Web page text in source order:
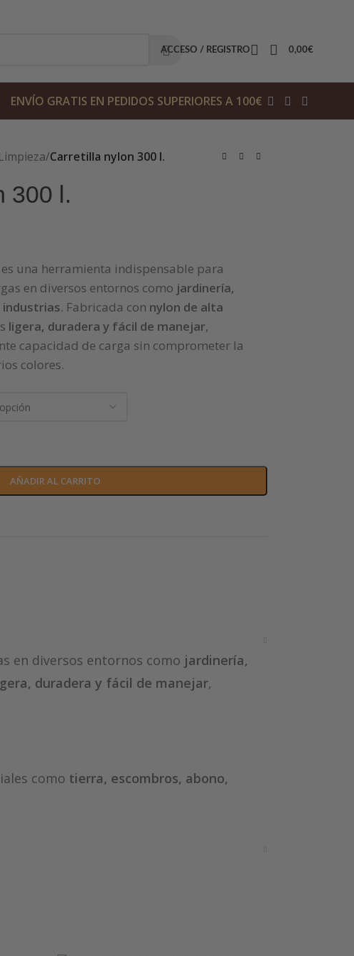
ACCESO / REGISTRO 0,00€
ENVÍO GRATIS EN PEDIDOS SUPERIORES A 100€
/Carretilla nylon 300 l.
300 l.
es una herramienta indispensable para
en diversos entornos como jardinería,
. Fabricada con nylon de alta
ligera, duradera y fácil de manejar,
capacidad de carga sin comprometer la
colores.
AÑADIR AL CARRITO
en diversos entornos como jardinería,
duradera y fácil de manejar,
como tierra, escombros, abono,